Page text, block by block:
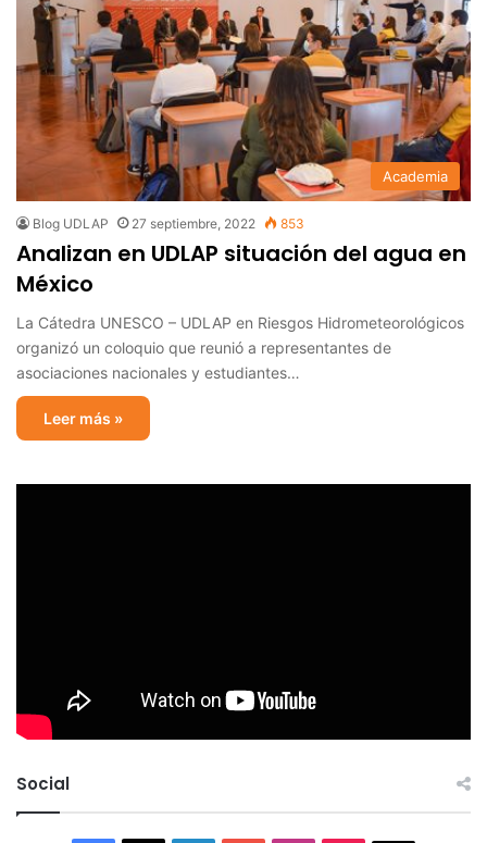
Academia
Blog UDLAP 27 septiembre, 2022 853
Analizan en UDLAP situación del agua en
México
La Cátedra UNESCO – UDLAP en Riesgos Hidrometeorológicos
organizó un coloquio que reunió a representantes de
asociaciones nacionales y estudiantes…
Leer más »
Social